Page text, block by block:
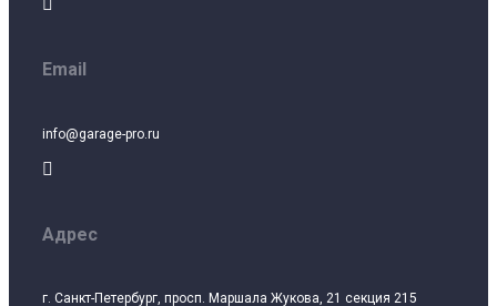
Email
info@garage-pro.ru

Адрес
г. Санкт-Петербург, просп. Маршала Жукова, 21 секция 215